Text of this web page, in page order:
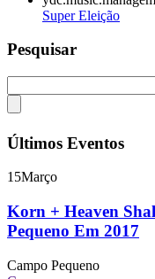
Super Eleição
Pesquisar
Últimos Eventos
15Março
Korn + Heaven
Pequeno Em 2017
Campo Pequeno